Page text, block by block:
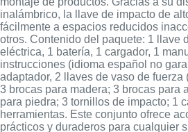
inalámbrico, la llave de impacto de
fácilmente a espacios reducidos
otros. Contenido del paquete: 1 llave
eléctrica, 1 batería, 1 cargador, 1
instrucciones (idioma español no
adaptador, 2 llaves de vaso de fuerza
3 brocas para madera; 3 brocas para
para piedra; 3 tornillos de impacto; 1
herramientas. Este conjunto ofrece
prácticos y duraderos para cualquier